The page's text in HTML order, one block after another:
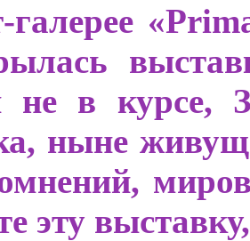
галерее
в курсе,
ныне
эту